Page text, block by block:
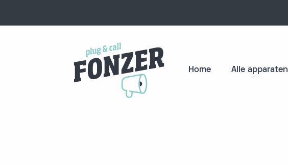
Home Alle apparaten